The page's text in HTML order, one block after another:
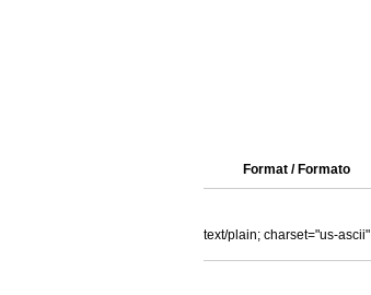
Format / Formato
text/plain; charset="us-ascii"